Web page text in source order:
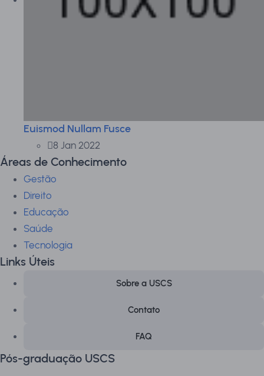
Euismod Nullam Fusce
8 Jan 2022
Áreas de Conhecimento
Gestão
Direito
Educação
Saúde
Tecnologia
Links Úteis
Sobre a USCS
Contato
FAQ
Pós-graduação USCS